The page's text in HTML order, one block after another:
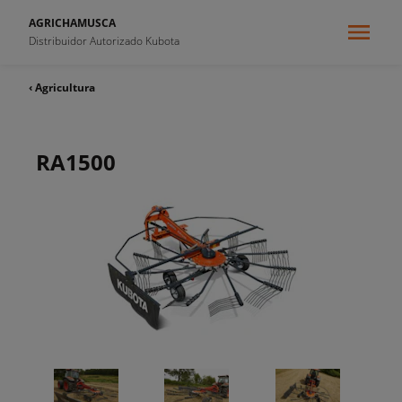
AGRICHAMUSCA
Distribuidor Autorizado Kubota
‹ Agricultura
RA1500